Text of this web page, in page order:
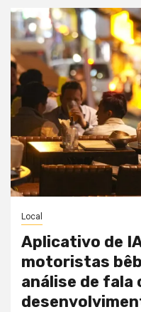
Local
Aplicativo de
motoristas
análise de fala